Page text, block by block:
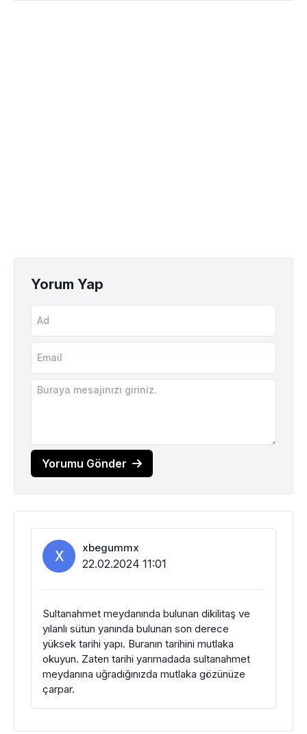
Yorum Yap
Yorumu Gönder
X xbegummx
22.02.2024 11:01
Sultanahmet meydanında bulunan dikilitaş ve
yılanlı sütun yanında bulunan son derece
yüksek tarihi yapı. Buranın tarihini mutlaka
okuyun. Zaten tarihi yarımadada sultanahmet
meydanına uğradığınızda mutlaka gözünüze
çarpar.